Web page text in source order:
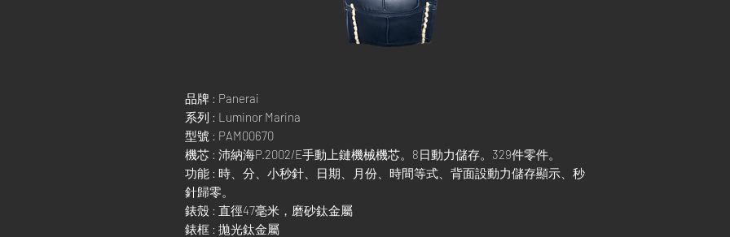
品牌 : Panerai
系列 : Luminor Marina
型號 : PAM00670
機芯 : 沛納海P.2002/E手動上鏈機械機芯。8日動力儲存。329件零件。
功能 : 時、分、小秒針、日期、月份、時間等式、背面設動力儲存顯示、秒
針歸零。
錶殼 : 直徑47毫米，磨砂鈦金屬
錶框 : 拋光鈦金屬